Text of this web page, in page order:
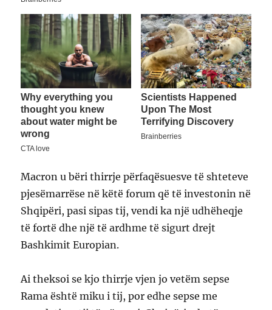
Macron u bëri thirrje përfaqësuesve të shteteve
pjesëmarrëse në këtë forum që të investonin në
Shqipëri, pasi sipas tij, vendi ka një udhëheqje
të fortë dhe një të ardhme të sigurt drejt
Bashkimit Europian.
Ai theksoi se kjo thirrje vjen jo vetëm sepse
Rama është miku i tij, por edhe sepse me